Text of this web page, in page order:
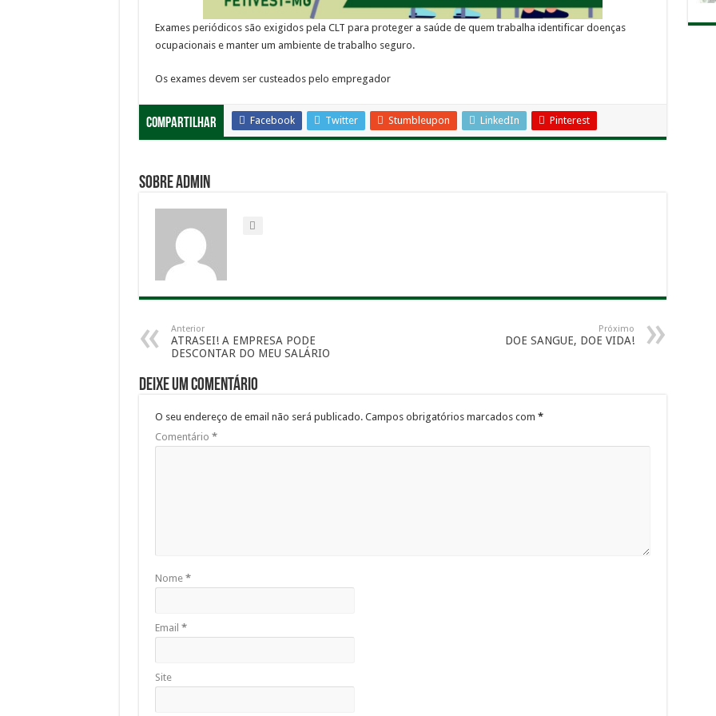
Exames periódicos são exigidos pela CLT para proteger a saúde de quem trabalha identificar doenças
ocupacionais e manter um ambiente de trabalho seguro.
Os exames devem ser custeados pelo empregador
Compartilhar Facebook Twitter Stumbleupon LinkedIn Pinterest
Sobre admin
Anterior
ATRASEI! A EMPRESA PODE
DESCONTAR DO MEU SALÁRIO
Próximo
DOE SANGUE, DOE VIDA!
Deixe um comentário
O seu endereço de email não será publicado. Campos obrigatórios marcados com *
Comentário *
Nome *
Email *
Site